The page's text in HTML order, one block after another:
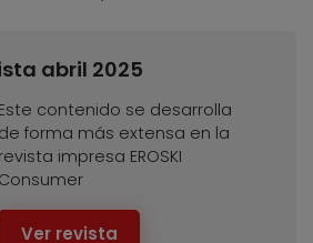
abril 2025
Este contenido se desarrolla
de forma más extensa en la
revista impresa EROSKI
Consumer
Ver revista